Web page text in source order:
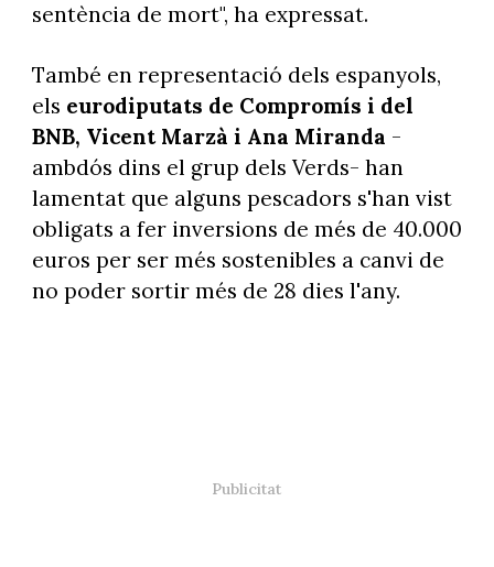
sentència de mort", ha expressat.
També en representació dels espanyols,
els eurodiputats de Compromís i del
BNB, Vicent Marzà i Ana Miranda -
ambdós dins el grup dels Verds- han
lamentat que alguns pescadors s'han vist
obligats a fer inversions de més de 40.000
euros per ser més sostenibles a canvi de
no poder sortir més de 28 dies l'any.